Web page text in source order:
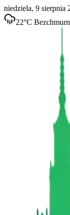
niedziela, 9 sierpnia
22°C